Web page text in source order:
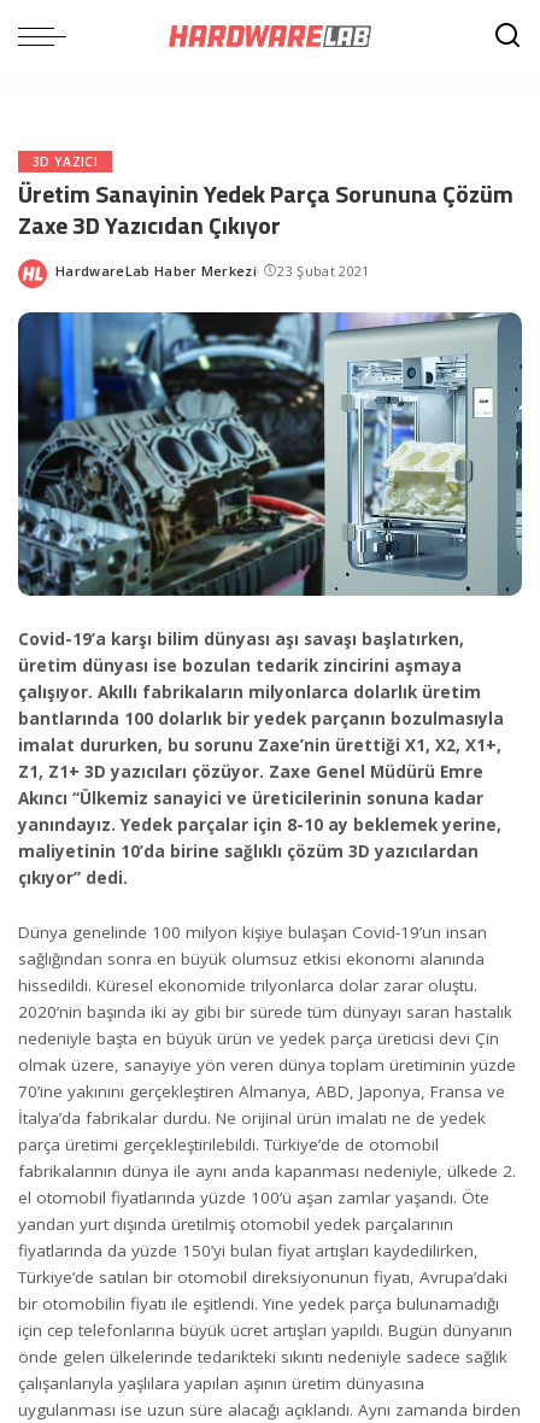
3D YAZICI
Üretim Sanayinin Yedek Parça Sorununa Çözüm
Zaxe 3D Yazıcıdan Çıkıyor
Posted
HardwareLab Haber Merkezi 23 Şubat 2021
Covid-19’a karşı bilim dünyası aşı savaşı başlatırken,
üretim dünyası ise bozulan tedarik zincirini aşmaya
çalışıyor. Akıllı fabrikaların milyonlarca dolarlık üretim
bantlarında 100 dolarlık bir yedek parçanın bozulmasıyla
imalat dururken, bu sorunu Zaxe’nin ürettiği X1, X2, X1+,
Z1, Z1+ 3D yazıcıları çözüyor. Zaxe Genel Müdürü Emre
Akıncı “Ülkemiz sanayici ve üreticilerinin sonuna kadar
yanındayız. Yedek parçalar için 8-10 ay beklemek yerine,
maliyetinin 10’da birine sağlıklı çözüm 3D yazıcılardan
çıkıyor” dedi.
Dünya genelinde 100 milyon kişiye bulaşan Covid-19’un insan
sağlığından sonra en büyük olumsuz etkisi ekonomi alanında
hissedildi. Küresel ekonomide trilyonlarca dolar zarar oluştu.
2020’nin başında iki ay gibi bir sürede tüm dünyayı saran hastalık
nedeniyle başta en büyük ürün ve yedek parça üreticisi devi Çin
olmak üzere, sanayiye yön veren dünya toplam üretiminin yüzde
70’ine yakınını gerçekleştiren Almanya, ABD, Japonya, Fransa ve
İtalya’da fabrikalar durdu. Ne orijinal ürün imalatı ne de yedek
parça üretimi gerçekleştirilebildi. Türkiye’de de otomobil
fabrikalarının dünya ile aynı anda kapanması nedeniyle, ülkede 2.
el otomobil fiyatlarında yüzde 100’ü aşan zamlar yaşandı. Öte
yandan yurt dışında üretilmiş otomobil yedek parçalarının
fiyatlarında da yüzde 150’yi bulan fiyat artışları kaydedilirken,
Türkiye’de satılan bir otomobil direksiyonunun fiyatı, Avrupa’daki
bir otomobilin fiyatı ile eşitlendi. Yine yedek parça bulunamadığı
için cep telefonlarına büyük ücret artışları yapıldı. Bugün dünyanın
önde gelen ülkelerinde tedarikteki sıkıntı nedeniyle sadece sağlık
çalışanlarıyla yaşlılara yapılan aşının üretim dünyasına
uygulanması ise uzun süre alacağı açıklandı. Aynı zamanda birden